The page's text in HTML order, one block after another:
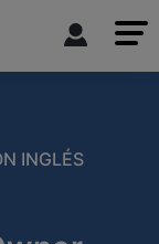
INGLÉS